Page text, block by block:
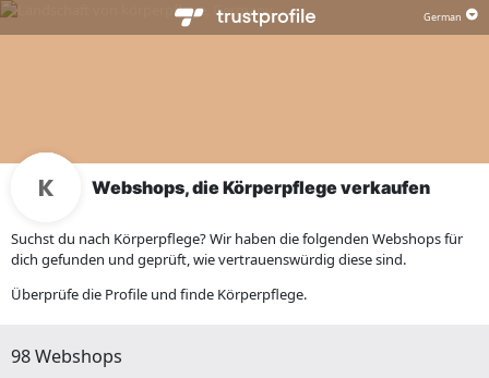
Webshops, die Körperpflege verkaufen
Suchst du nach Körperpflege? Wir haben die folgenden Webshops für
dich gefunden und geprüft, wie vertrauenswürdig diese sind.
Überprüfe die Profile und finde Körperpflege.
98 Webshops